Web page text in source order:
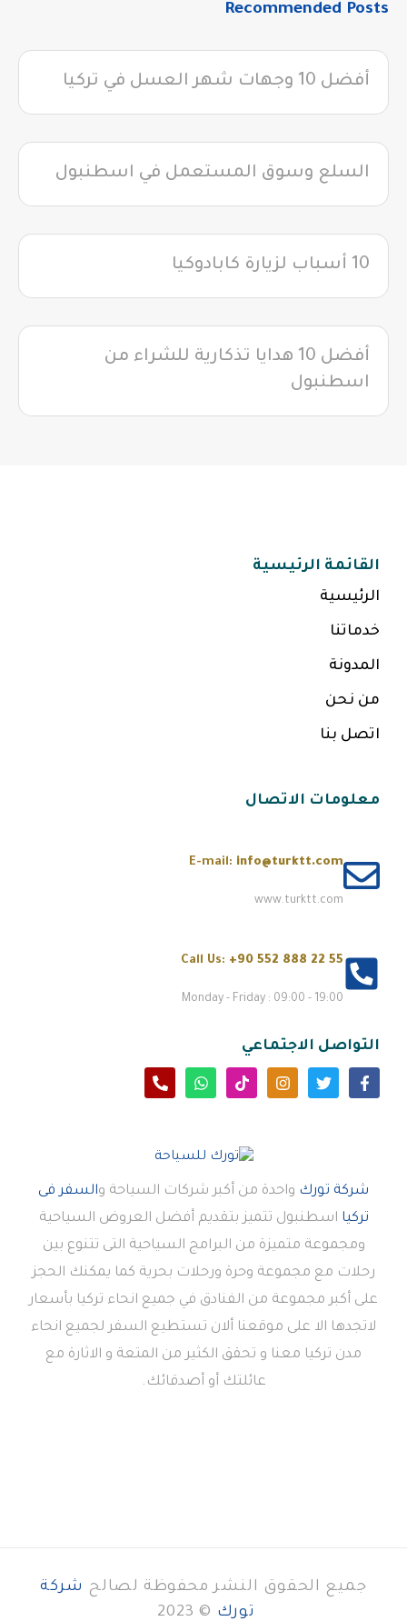
Recommended Posts
أفضل 10 وجهات شهر العسل في تركيا
السلع وسوق المستعمل في اسطنبول
10 أسباب لزيارة كابادوكيا
أفضل 10 هدايا تذكارية للشراء من
اسطنبول
القائمة الرئيسية
الرئيسية
خدماتنا
المدونة
من نحن
اتصل بنا
معلومات الاتصال
E-mail: info@turktt.com
www.turktt.com
Call Us: +90 552 888 22 55
Monday - Friday : 09:00 - 19:00
التواصل الاجتماعي
شركة تورك واحدة من أكبر شركات السياحة والسفر فى
تركيا اسطنبول تتميز بتقديم أفضل العروض السياحية
ومجموعة متميزة من البرامج السياحية التى تتنوع بين
رحلات مع مجموعة وحرة ورحلات بحرية كما يمكنك الحجز
على أكبر مجموعة من الفنادق في جميع انحاء تركيا بأسعار
لاتجدها الا على موقعنا ألان تستطيع السفر لجميع انحاء
مدن تركيا معنا و تحقق الكثير من المتعة و الاثارة مع
عائلتك أو أصدقائك.
جميع الحقوق النشر محفوظة لصالح شركة
تورك © 2023